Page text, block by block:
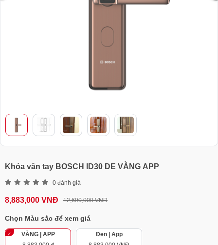
Khóa vân tay BOSCH ID30 DE VÀNG APP
0 đánh giá
8,883,000 VNĐ 12,690,000 VNĐ
Chọn Màu sắc để xem giá
VÀNG | APP
Đen | App